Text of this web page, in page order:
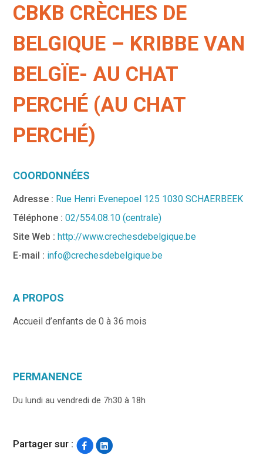
CBKB CRÈCHES DE
BELGIQUE – KRIBBE VAN
BELGÏE- AU CHAT
PERCHÉ (AU CHAT
PERCHÉ)
COORDONNÉES
Adresse : Rue Henri Evenepoel 125 1030 SCHAERBEEK
Téléphone :02/554.08.10 (centrale)
Site Web : http://www.crechesdebelgique.be
E-mail : info@crechesdebelgique.be
A PROPOS
Accueil d’enfants de 0 à 36 mois
PERMANENCE
Du lundi au vendredi de 7h30 à 18h
Partager sur :